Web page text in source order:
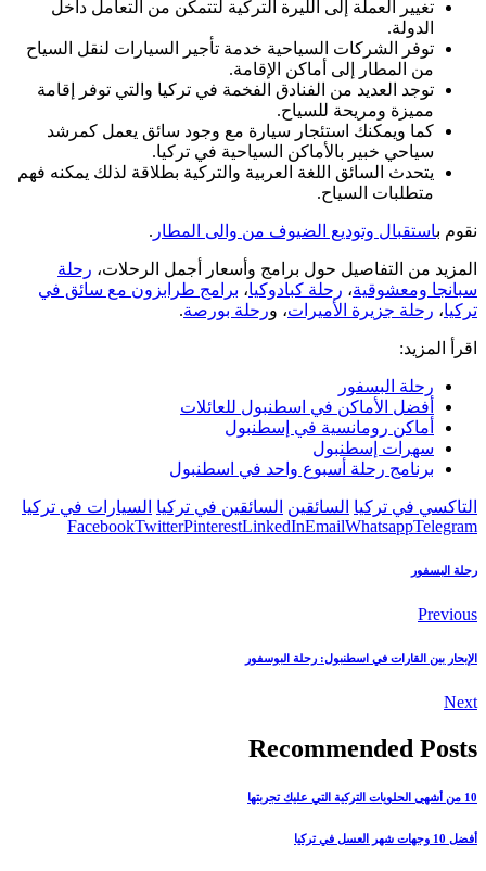
تغيير العملة إلى الليرة التركية لتتمكن من التعامل داخل
الدولة.
توفر الشركات السياحية خدمة تأجير السيارات لنقل السياح
من المطار إلى أماكن الإقامة.
توجد العديد من الفنادق الفخمة في تركيا والتي توفر إقامة
مميزة ومريحة للسياح.
كما ويمكنك استئجار سيارة مع وجود سائق يعمل كمرشد
سياحي خبير بالأماكن السياحية في تركيا.
يتحدث السائق اللغة العربية والتركية بطلاقة لذلك يمكنه فهم
متطلبات السياح.
نقوم باستقبال وتوديع الضيوف من والى المطار .
المزيد من التفاصيل حول برامج وأسعار أجمل الرحلات، رحلة
سبانجا ومعشوقية، رحلة كبادوكيا، برامج طرابزون مع سائق في
تركيا، رحلة جزيرة الأميرات، ورحلة بورصة.
اقرأ المزيد:
رحلة البسفور
أفضل الأماكن في اسطنبول للعائلات
أماكن رومانسية في إسطنبول
سهرات إسطنبول
برنامج رحلة أسبوع واحد في اسطنبول
التاكسي في تركيا السائقين السائقين في تركيا السيارات في تركيا
FacebookTwitterPinterestLinkedInEmailWhatsappTelegram
رحلة البسفور
Previous
الإبحار بين القارات في اسطنبول: رحلة البوسفور
Next
Recommended Posts
10 من أشهى الحلويات التركية التي عليك تجربتها
أفضل 10 وجهات شهر العسل في تركيا